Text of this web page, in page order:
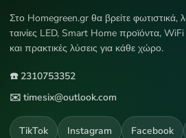
Στο Homegreen.gr θα βρείτε φωτιστικά,
ταινίες LED, Smart Home προϊόντα,
και πρακτικές λύσεις για κάθε χώρο.
☎️ 2310753352
✉️ timesix@outlook.com
TikTok Instagram Facebook